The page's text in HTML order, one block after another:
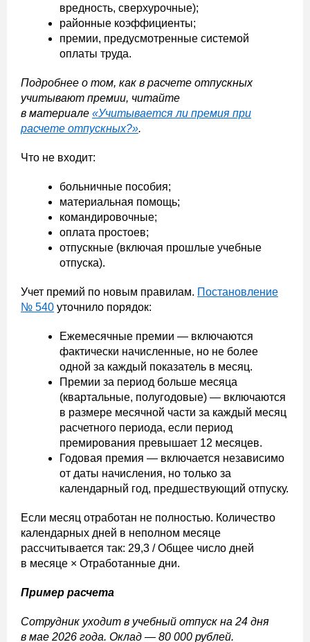
вредность, сверхурочные);
районные коэффициенты;
премии, предусмотренные системой
оплаты труда.
Подробнее о том, как в расчете отпускных
учитывают премии, читайте
в материале «Учитывается ли премия при
расчете отпускных?».
Что не входит:
больничные пособия;
материальная помощь;
командировочные;
оплата простоев;
отпускные (включая прошлые учебные
отпуска).
Учет премий по новым правилам. Постановление
№ 540 уточнило порядок:
Ежемесячные премии — включаются
фактически начисленные, но не более
одной за каждый показатель в месяц.
Премии за период больше месяца
(квартальные, полугодовые) — включаются
в размере месячной части за каждый месяц
расчетного периода, если период
премирования превышает 12 месяцев.
Годовая премия — включается независимо
от даты начисления, но только за
календарный год, предшествующий отпуску.
Если месяц отработан не полностью. Количество
календарных дней в неполном месяце
рассчитывается так: 29,3 / Общее число дней
в месяце × Отработанные дни.
Пример расчета
Сотрудник уходит в учебный отпуск на 24 дня
в мае 2026 года. Оклад — 80 000 рублей.